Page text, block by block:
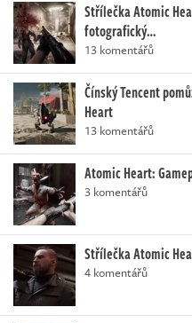
Střílečka Atomic
fotografický…
13 komentářů
Čínský Tencent
Heart
13 komentářů
Atomic Heart:
3 komentářů
Střílečka Atomic
4 komentářů